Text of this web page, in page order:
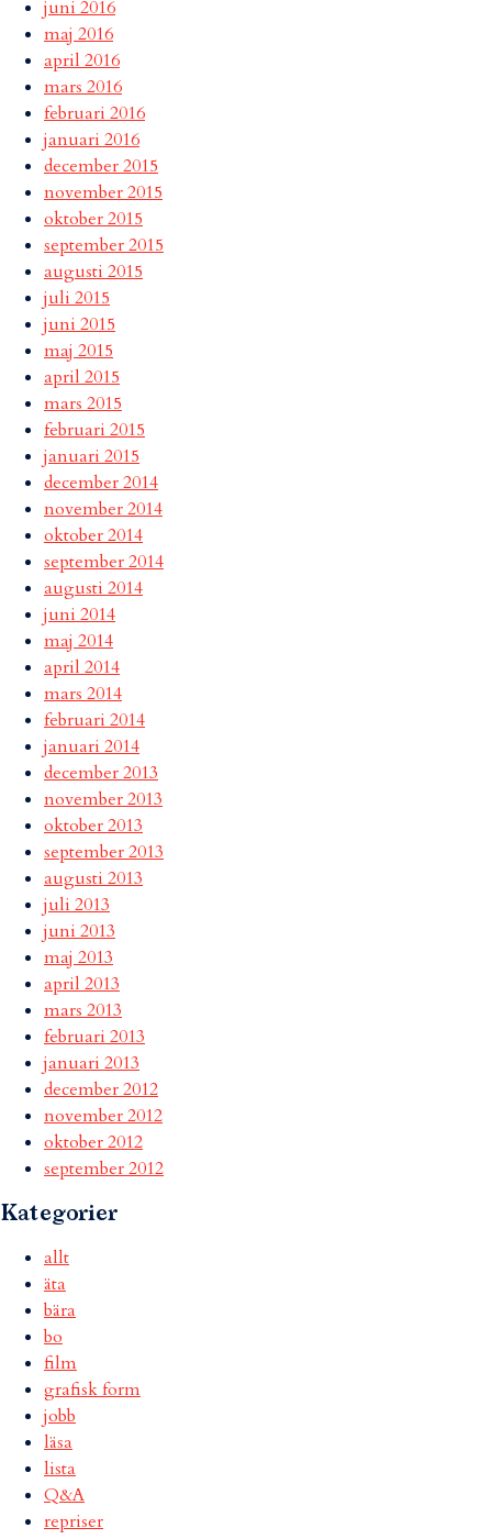
juni 2016
maj 2016
april 2016
mars 2016
februari 2016
januari 2016
december 2015
november 2015
oktober 2015
september 2015
augusti 2015
juli 2015
juni 2015
maj 2015
april 2015
mars 2015
februari 2015
januari 2015
december 2014
november 2014
oktober 2014
september 2014
augusti 2014
juni 2014
maj 2014
april 2014
mars 2014
februari 2014
januari 2014
december 2013
november 2013
oktober 2013
september 2013
augusti 2013
juli 2013
juni 2013
maj 2013
april 2013
mars 2013
februari 2013
januari 2013
december 2012
november 2012
oktober 2012
september 2012
Kategorier
allt
äta
bära
bo
film
grafisk form
jobb
läsa
lista
Q&A
repriser